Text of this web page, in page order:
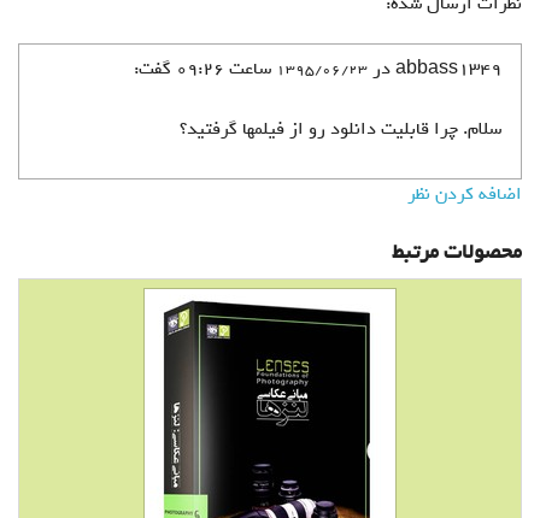
abbass1349 در 1395/06/23 ساعت 09:26 گفت:
سلام. چرا قابلیت دانلود رو از فیلمها گرفتید؟
اضافه کردن نظر
محصولات مرتبط